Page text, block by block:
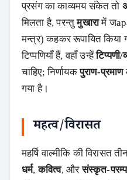
प्रसंग का काव्यमय संकेत तो
मिलता है, परन्तुमुखारामें
मन्त्र) कहकर रूपायित किया
टिप्पणियाँ हैं, वहाँ उन्हेंटिप्पणी/
चाहिए; निर्णायकपुराण-प्रमाण
गया है।
महत्व/विरासत
महर्षि वाल्मीकि की विरासत
धर्म,कवित्व, औरसंस्कृत-